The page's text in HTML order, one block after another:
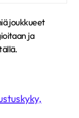
joukkueet
ja